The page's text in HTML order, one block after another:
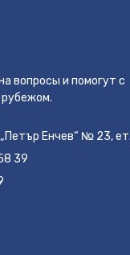
вопросы и помогут с
Енчев“ № 23,
39